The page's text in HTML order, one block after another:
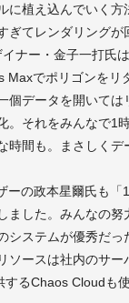
に植え込んでいく方
ぎてレンダリングが
ナー・金子一打氏
Maxでポリゴンをリ
個データを開いて
。それをみんなで1
時間も。まさしくデ
ーの政本星爾氏も「
ました。みんなの努
システムが優秀だ
ソースは社内のサー
るChaos Cloudも